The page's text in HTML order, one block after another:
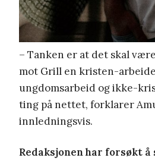
– Tanken er at det skal
mot Grill en kristen-
ungdomsarbeid og ikke-
ting på nettet, forklarer
innledningsvis.
Redaksjonen har forsøkt å